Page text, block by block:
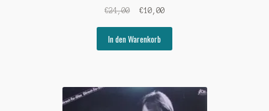
€24,00
Ursprünglicher
war:
€24,00
€10,00Aktueller
€10,00.
In den Warenkorb